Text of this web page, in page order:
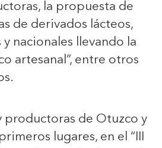
la propuesta de
de derivados lácteos,
nacionales llevando la
artesanal”, entre otros
productoras de Otuzco y
lugares, en el “III